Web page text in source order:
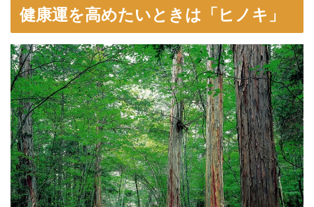
健康運を高めたいときは「ヒノキ」